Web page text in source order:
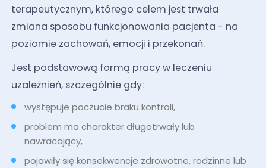
terapeutycznym, którego celem jest trwała
zmiana sposobu funkcjonowania pacjenta - na
poziomie zachowań, emocji i przekonań.
Jest podstawową formą pracy w leczeniu
uzależnień, szczególnie gdy:
występuje poczucie braku kontroli,
problem ma charakter długotrwały lub
nawracający,
pojawiły się konsekwencje zdrowotne, rodzinne lub